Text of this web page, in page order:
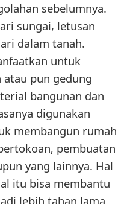
sebelumnya.
sungai, letusan
dalam tanah.
untuk
pun gedung
bangunan dan
digunakan
membangun rumah
pembuatan
yang lainnya. Hal
itu bisa membantu
lebih tahan lama.